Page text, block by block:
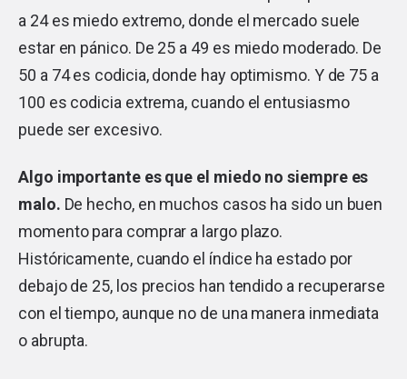
a 24 es miedo extremo, donde el mercado suele
estar en pánico. De 25 a 49 es miedo moderado. De
50 a 74 es codicia, donde hay optimismo. Y de 75 a
100 es codicia extrema, cuando el entusiasmo
puede ser excesivo.
Algo importante es que el miedo no siempre es
malo. De hecho, en muchos casos ha sido un buen
momento para comprar a largo plazo.
Históricamente, cuando el índice ha estado por
debajo de 25, los precios han tendido a recuperarse
con el tiempo, aunque no de una manera inmediata
o abrupta.